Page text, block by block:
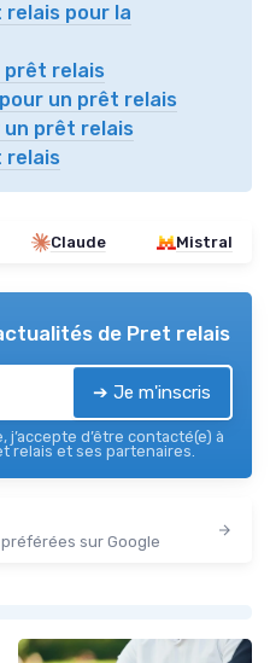
pour la
prêt relais
un prêt relais
prêt relais
relais
Claude Mistral
de Pret relais
➔ Je m'inscris
d’être contacté(e) à
relais et ses partenaires.
sur Google